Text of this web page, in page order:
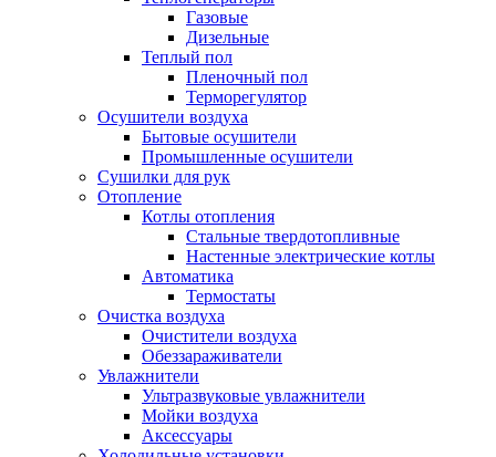
Газовые
Дизельные
Теплый пол
Пленочный пол
Терморегулятор
Осушители воздуха
Бытовые осушители
Промышленные осушители
Сушилки для рук
Отопление
Котлы отопления
Стальные твердотопливные
Настенные электрические котлы
Автоматика
Термостаты
Очистка воздуха
Очистители воздуха
Обеззараживатели
Увлажнители
Ультразвуковые увлажнители
Мойки воздуха
Аксессуары